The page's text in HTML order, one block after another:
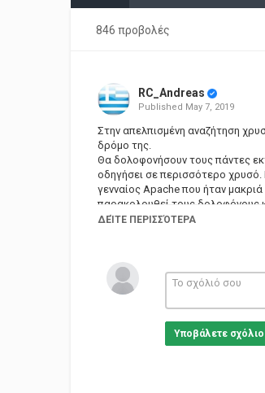
846 προβολές
RC_Andreas
Published May 7, 2019
Στην απελπισμένη αναζήτηση
δρόμο της.
Θα δολοφονήσουν τους πάντες
οδηγήσει σε περισσότερο χρυσό.
γενναίος Apache που ήταν
παρακολουθεί τους δολοφόνους
Παραγωγή: 1970
Είδος Ταινίας: Western, Δράσης,
Σκηνοθέτης: Jack Starrett
Ηθοποιοί: Jody McCrea, Marie
Eng Films
ΔΕΊΤΕ ΠΕΡΙΣΣΌΤΕΡΑ
Υποβάλετε σχόλιο